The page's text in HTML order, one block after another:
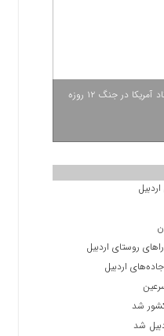
اینفوگرافیک/ یک چهارم موشک‌های تاد آمریکا در جنگ ۱۲ روزه
شد
شد